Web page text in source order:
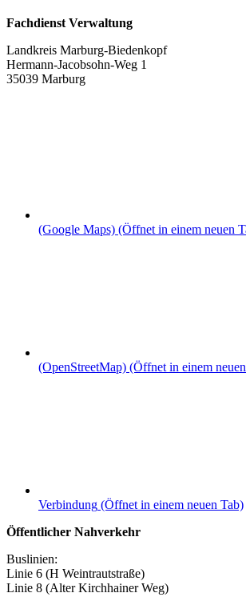
Fachdienst Verwaltung
Landkreis Marburg-Biedenkopf
Hermann-Jacobsohn-Weg 1
35039 Marburg
(Google Maps) (Öffnet in einem neuen
(OpenStreetMap) (Öffnet in einem
Verbindung (Öffnet in einem neuen Tab)
Öffentlicher Nahverkehr
Buslinien:
Linie 6 (H Weintrautstraße)
Linie 8 (Alter Kirchhainer Weg)